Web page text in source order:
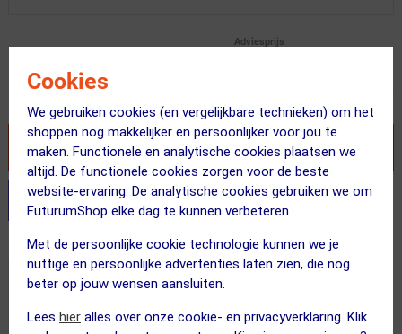
Cookies
We gebruiken cookies (en vergelijkbare technieken) om het
shoppen nog makkelijker en persoonlijker voor jou te
maken. Functionele en analytische cookies plaatsen we
altijd. De functionele cookies zorgen voor de beste
website-ervaring. De analytische cookies gebruiken we om
FuturumShop elke dag te kunnen verbeteren.
Met de persoonlijke cookie technologie kunnen we je
nuttige en persoonlijke advertenties laten zien, die nog
beter op jouw wensen aansluiten.
Lees hier alles over onze cookie- en privacyverklaring. Klik
Adviesprijs
VOEG TOE AAN WINKELWAGEN
Stel je productvragen aan onze AI assistent
Dit product in andere versie